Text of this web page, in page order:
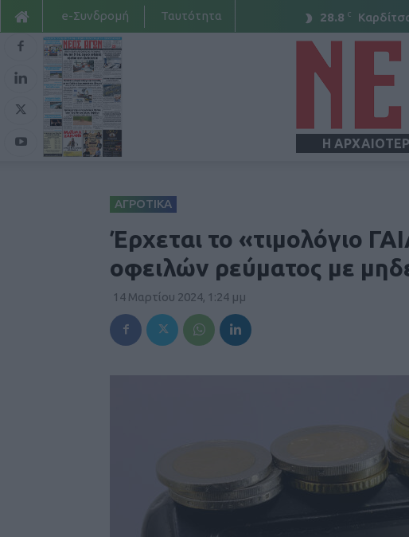
28.8 C
e-Συνδρομή Ταυτότητα
Η
ΑΓΡΟΤΙΚΑ
Έρχεται το «τιμολόγιο
οφειλών ρεύματος με
14 Μαρτίου 2024, 1:24 μμ